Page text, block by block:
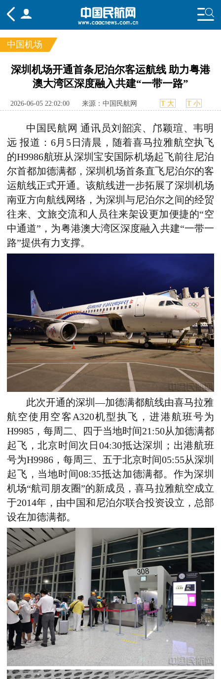
频道
要闻 国内 国际
航图 智库 专题 舆情
中国机场
深圳机场开通首条尼泊尔客运航线 助力粤港
澳大湾区深度融入共建“一带一路”
2026-06-05 22:02:00 来源：中国民航网 T 大 T 小
中国民航网 通讯员刘韶滨、邝颖瑄、韦明
远 报道：6月5日清晨，随着喜马拉雅航空执飞
的H9986航班从深圳宝安国际机场起飞前往尼泊
尔首都加德满都，深圳机场首条直飞尼泊尔的客
运航线正式开通。该航线进一步拓展了深圳机场
南亚方向航线网络，为深圳与尼泊尔之间的经贸
往来、文旅交流和人员往来架设更加便捷的“空
中通道”，为粤港澳大湾区深度融入共建“一带一
路”提供有力支撑。
此次开通的深圳—加德满都航线由喜马拉雅
航空使用空客A320机型执飞，进港航班号为
H9985，每周二、四于当地时间21:50从加德满都
起飞，北京时间次日04:30抵达深圳；出港航班
号为H9986，每周三、五于北京时间05:55从深圳
起飞，当地时间08:35抵达加德满都。作为深圳
机场“航司朋友圈”的新成员，喜马拉雅航空成立
于2014年，由中国和尼泊尔联合投资设立，总部
设在加德满都。